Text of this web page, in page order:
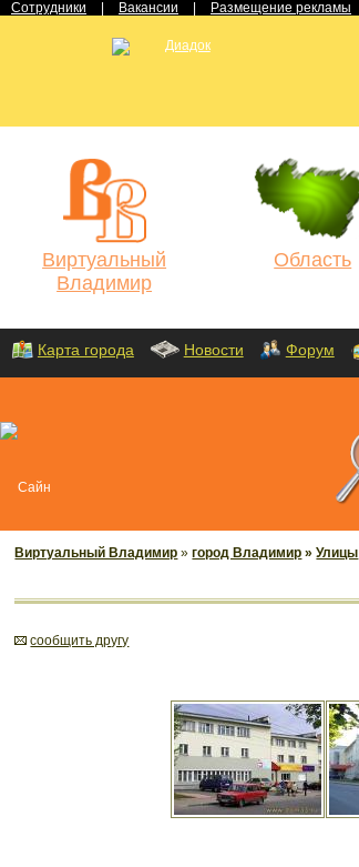
Сотрудники Вакансии Размещение рекламы
Виртуальный
Владимир
Область
Карта города Новости Форум
Виртуальный Владимир »город Владимир »Улицы
cообщить другу